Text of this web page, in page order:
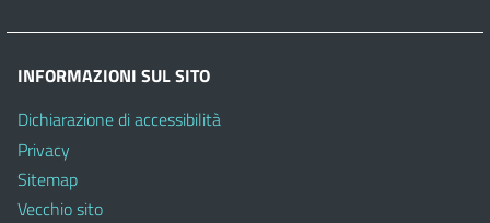
INFORMAZIONI SUL SITO
Dichiarazione di accessibilità
Privacy
Sitemap
Vecchio sito